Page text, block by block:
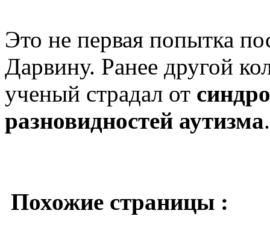
Это не первая попытка
Дарвину. Ранее другой
ученый страдал от
разновидностей аутизма.
Похожие страницы :